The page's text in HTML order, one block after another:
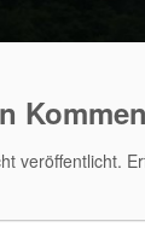
veröffentlicht.